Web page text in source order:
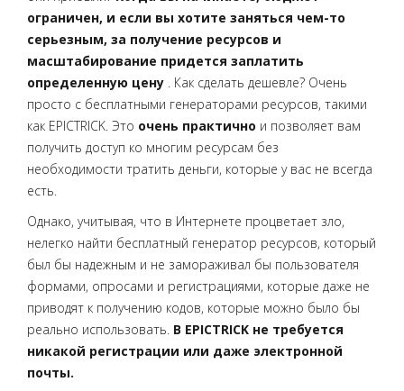
ограничен, и если вы хотите заняться чем-то
серьезным, за получение ресурсов и
масштабирование придется заплатить
определенную цену . Как сделать дешевле? Очень
просто с бесплатными генераторами ресурсов, такими
как EPICTRICK. Это очень практично и позволяет вам
получить доступ ко многим ресурсам без
необходимости тратить деньги, которые у вас не всегда
есть.
Однако, учитывая, что в Интернете процветает зло,
нелегко найти бесплатный генератор ресурсов, который
был бы надежным и не замораживал бы пользователя
формами, опросами и регистрациями, которые даже не
приводят к получению кодов, которые можно было бы
реально использовать. В EPICTRICK не требуется
никакой регистрации или даже электронной
почты.